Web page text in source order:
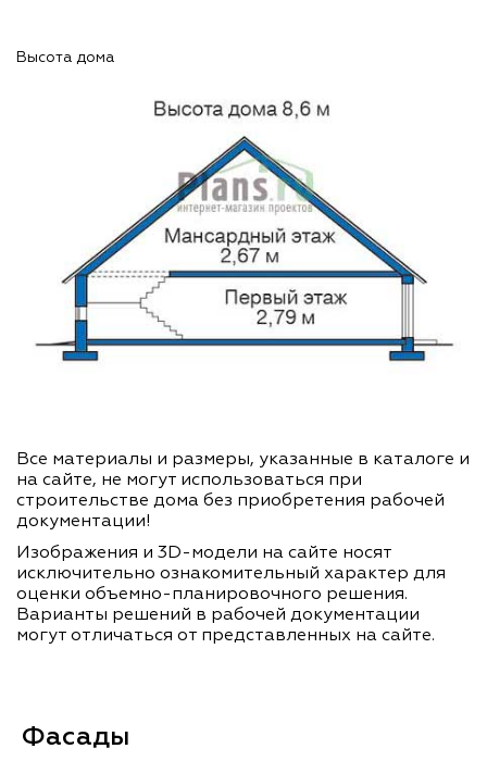
Высота дома
Все материалы и размеры, указанные в каталоге и
на сайте, не могут использоваться при
строительстве дома без приобретения рабочей
документации!
Изображения и 3D-модели на сайте носят
исключительно ознакомительный характер для
оценки объемно-планировочного решения.
Варианты решений в рабочей документации
могут отличаться от представленных на сайте.
Фасады